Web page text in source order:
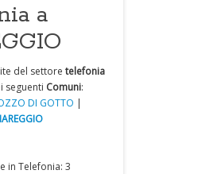
a
del settore telefonia
seguenti Comuni:
DI GOTTO |
in Telefonia: 3